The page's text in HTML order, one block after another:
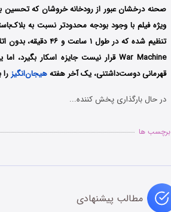
صحنه درخشان عبور از رودخانه خروشان که تحسین
ویژه فیلم با وجود بودجه محدودتر نسبت به
تنظیم شده که در
War Machine قرار نیست جایزه اسکار بگیرد، اما یک فیلم سرگرم‌کنندهِ تمام‌عیار است که با
قهرمانی دوست‌داشتنی، یک آخر هفتههیجان‌انگیز
در حال بارگذاری پخش کننده...
برچسب ها
مطالب پیشنهادی